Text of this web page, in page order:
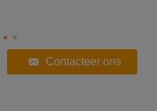
Contacteer ons